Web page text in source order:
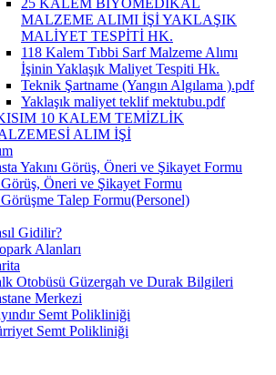
MALZEME ALIMI İŞİ YAKLAŞIK
MALİYET TESPİTİ HK.
118 Kalem Tıbbi Sarf Malzeme Alımı
İşinin Yaklaşık Maliyet Tespiti Hk.
Teknik Şartname (Yangın Algılama ).pdf
Yaklaşık maliyet teklif mektubu.pdf
10 KALEM TEMİZLİK
ALIM İŞİ
Yakını Görüş, Öneri ve Şikayet Formu
Öneri ve Şikayet Formu
Talep Formu(Personel)
Gidilir?
Alanları
Otobüsü Güzergah ve Durak Bilgileri
Merkezi
Semt Polikliniği
Semt Polikliniği